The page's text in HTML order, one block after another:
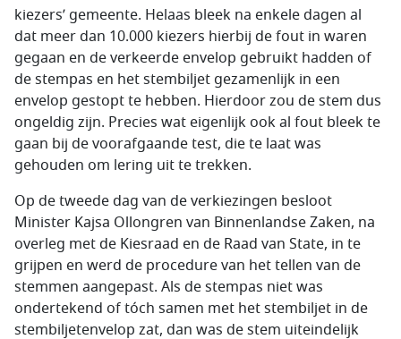
kiezers’ gemeente. Helaas bleek na enkele dagen al
dat meer dan 10.000 kiezers hierbij de fout in waren
gegaan en de verkeerde envelop gebruikt hadden of
de stempas en het stembiljet gezamenlijk in een
envelop gestopt te hebben. Hierdoor zou de stem dus
ongeldig zijn. Precies wat eigenlijk ook al fout bleek te
gaan bij de voorafgaande test, die te laat was
gehouden om lering uit te trekken.
Op de tweede dag van de verkiezingen besloot
Minister Kajsa Ollongren van Binnenlandse Zaken, na
overleg met de Kiesraad en de Raad van State, in te
grijpen en werd de procedure van het tellen van de
stemmen aangepast. Als de stempas niet was
ondertekend of tóch samen met het stembiljet in de
stembiljetenvelop zat, dan was de stem uiteindelijk